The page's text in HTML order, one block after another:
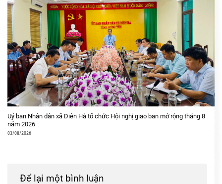
Uỷ ban Nhân dân xã Diên Hà tổ chức Hội nghị giao ban mở rộng tháng 8
năm 2026
03/08/2026
Để lại một bình luận